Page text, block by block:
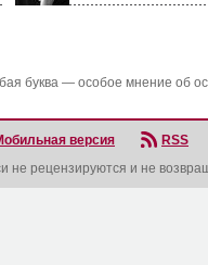
буква — особое мнение об
версия
RSS
не рецензируются и не